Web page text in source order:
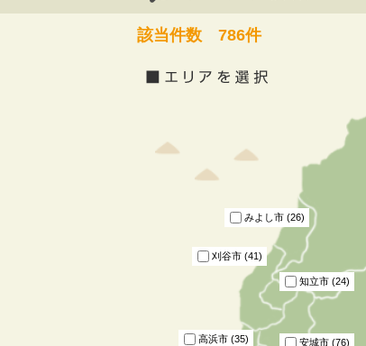
該当件数 786件
安城市 (76)
刈谷市 (41)
みよし市 (26)
知立市 (24)
高浜市 (35)